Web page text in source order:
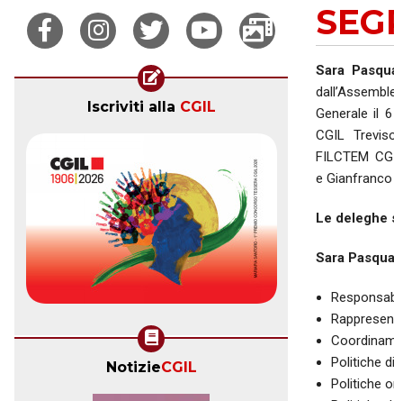
Sara
Generale il
CGIL
FILCTEM
e
Le deleghe
Sara
Politiche
Politiche
Iscriviti alla CGIL
NotizieCGIL